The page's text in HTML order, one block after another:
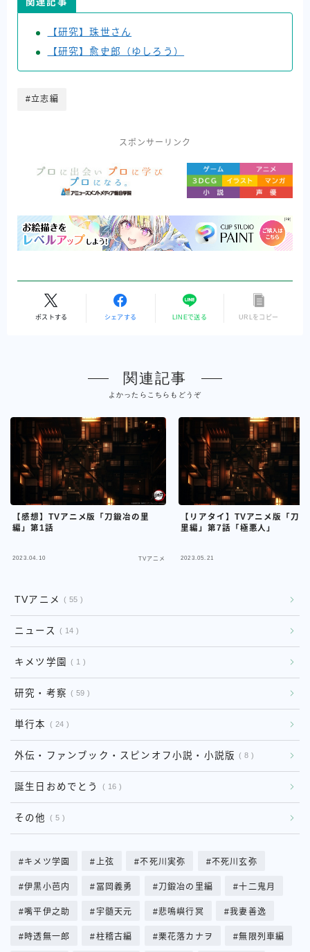
【研究】珠世さん
【研究】愈史郎（ゆしろう）
#立志編
スポンサーリンク
ポストする シェアする LINEで送る URLをコピー
関連記事
よかったらこちらもどうぞ
【感想】TVアニメ版「刀鍛冶の里
編」第1話
2023.04.10 TVアニメ
【リアタイ】TVアニメ版「刀
里編」第7話「極悪人」
2023.05.21
TVアニメ 55
ニュース 14
キメツ学園 1
研究・考察 59
単行本 24
外伝・ファンブック・スピンオフ小説・小説版 8
誕生日おめでとう 16
その他 5
キメツ学園 上弦 不死川実弥 不死川玄弥
伊黒小芭内 冨岡義勇 刀鍛冶の里編 十二鬼月
嘴平伊之助 宇髄天元 悲鳴嶼行冥 我妻善逸
時透無一郎 柱稽古編 栗花落カナヲ 無限列車編